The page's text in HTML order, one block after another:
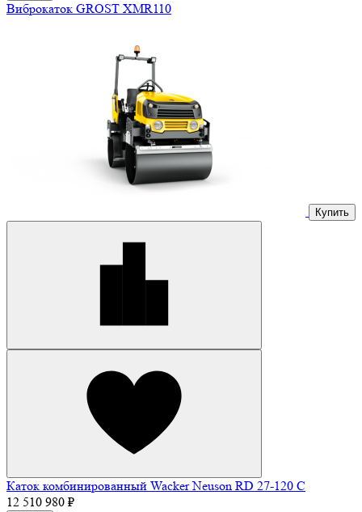
Виброкаток GROST XMR110
Купить
Каток комбинированный Wacker Neuson RD 27-120 C
12 510 980 ₽